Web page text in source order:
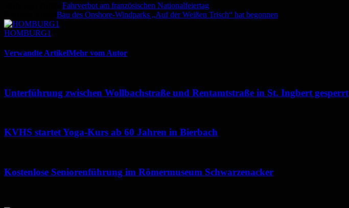
Fahrverbot am französischen Nationalfeiertag
Bau des Onshore-Windparks „Auf der Weißen Trisch“ hat begonnen
HOMBURG1
Verwandte ArtikelMehr vom Autor
Unterführung zwischen Wollbachstraße und Rentamtstraße in St. Ingbert gesperrt
KVHS startet Yoga-Kurs ab 60 Jahren in Bierbach
Kostenlose Seniorenführung im Römermuseum Schwarzenacker